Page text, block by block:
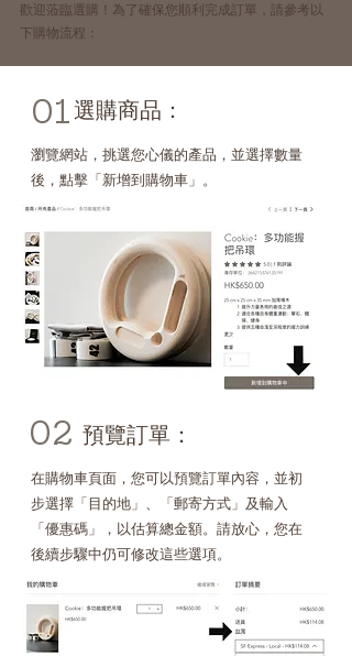
歡迎蒞臨選購！為了確保您順利完成訂單，請參考以
下購物流程：
01選購商品：
瀏覽網站，挑選您心儀的產品，並選擇數量
後，點擊「新增到購物車」。
02 預覽訂單：
在購物車頁面，您可以預覽訂單內容，並初
步選擇「目的地」、「郵寄方式」及輸入
「優惠碼」，以估算總金額。請放心，您在
後續步驟中仍可修改這些選項。